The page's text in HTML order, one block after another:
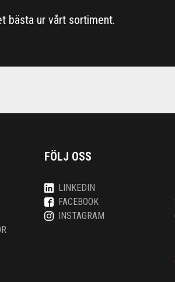
bästa ur vårt sortiment.
FÖLJ OSS
LINKEDIN
FACEBOOK
INSTAGRAM